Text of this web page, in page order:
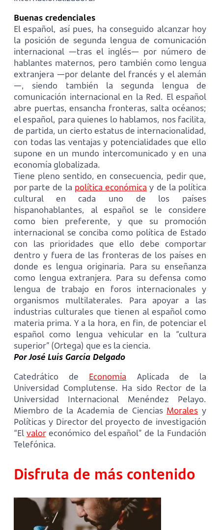
Buenas credenciales
El español, así pues, ha conseguido alcanzar hoy
la posición de segunda lengua de comunicación
internacional —tras el inglés— por número de
hablantes maternos, pero también como lengua
extranjera —por delante del francés y el alemán
—, siendo también la segunda lengua de
comunicación internacional en la Red. El español
abre puertas, ensancha fronteras, salta océanos;
el español, para quienes lo hablamos, nos facilita,
de partida, un cierto estatus de internacionalidad,
con todas las ventajas y potencialidades que ello
supone en un mundo intercomunicado y en una
economía globalizada.
Tiene pleno sentido, en consecuencia, pedir que,
por parte de la política económica y de la política
cultural en cada uno de los países
hispanohablantes, al español se le considere
como bien preferente, y que su promoción
internacional se conciba como política de Estado
con las prioridades que ello debe comportar
dentro y fuera de las fronteras de los países en
donde es lengua originaria. Para su enseñanza
como lengua extranjera. Para su defensa como
lengua de trabajo en foros internacionales y
organismos multilaterales. Para apoyar a las
industrias culturales que tienen al español como
materia prima. Y a la hora, en fin, de potenciar el
español como lengua vehicular en la “cultura
superior” (Ortega) que es la ciencia.
Por José Luís García Delgado
Catedrático de Economía Aplicada de la
Universidad Complutense. Ha sido Rector de la
Universidad Internacional Menéndez Pelayo.
Miembro de la Academia de Ciencias Morales y
Políticas y Director del proyecto de investigación
“El valoreconómico del español” de la Fundación
Telefónica.
Disfruta de más contenido